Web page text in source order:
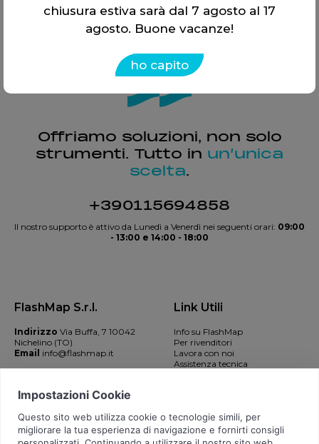
Offriamo soluzioni, non solo
strumenti. Tutto in un’unica
scelta.
+390115694858
Il nostro supporto è attivo da Lunedì a Venerdì nei seguenti orari: 09:00
- 13:00 e 14:00 - 18:00
FlashMap S.r.l.
Indirizzo Via Buffa, 7 10042
Nichelino (TO)
Email info@flashmap.it
Link Utili
Info su FlashMap
Per rivenditori
Lavora con noi
Assistenza tecnica
chiusura estiva sarà dal 7 agosto al 17
agosto. Buone vacanze!
ho capito